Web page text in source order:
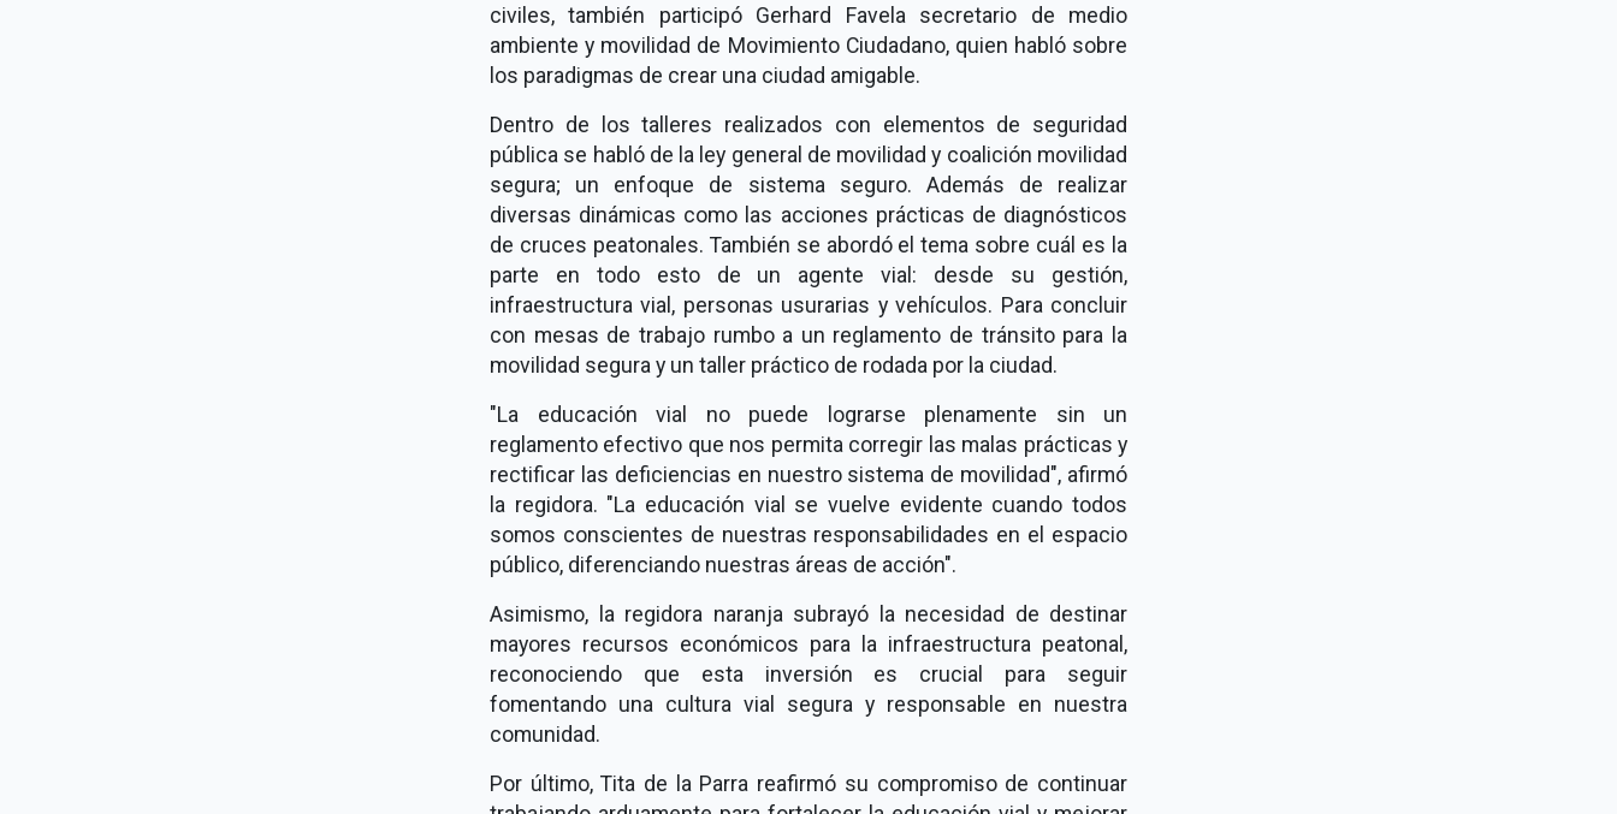
civiles, también participó Gerhard Favela secretario de medio
ambiente y movilidad de Movimiento Ciudadano, quien habló sobre
los paradigmas de crear una ciudad amigable.
Dentro de los talleres realizados con elementos de seguridad
pública se habló de la ley general de movilidad y coalición movilidad
segura; un enfoque de sistema seguro. Además de realizar
diversas dinámicas como las acciones prácticas de diagnósticos
de cruces peatonales. También se abordó el tema sobre cuál es la
parte en todo esto de un agente vial: desde su gestión,
infraestructura vial, personas usurarias y vehículos. Para concluir
con mesas de trabajo rumbo a un reglamento de tránsito para la
movilidad segura y un taller práctico de rodada por la ciudad.
"La educación vial no puede lograrse plenamente sin un
reglamento efectivo que nos permita corregir las malas prácticas y
rectificar las deficiencias en nuestro sistema de movilidad", afirmó
la regidora. "La educación vial se vuelve evidente cuando todos
somos conscientes de nuestras responsabilidades en el espacio
público, diferenciando nuestras áreas de acción".
Asimismo, la regidora naranja subrayó la necesidad de destinar
mayores recursos económicos para la infraestructura peatonal,
reconociendo que esta inversión es crucial para seguir
fomentando una cultura vial segura y responsable en nuestra
comunidad.
Por último, Tita de la Parra reafirmó su compromiso de continuar